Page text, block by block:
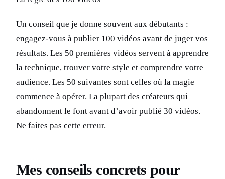
Un conseil que je donne souvent aux débutants :
engagez-vous à publier 100 vidéos avant de juger vos
résultats. Les 50 premières vidéos servent à apprendre
la technique, trouver votre style et comprendre votre
audience. Les 50 suivantes sont celles où la magie
commence à opérer. La plupart des créateurs qui
abandonnent le font avant d’avoir publié 30 vidéos.
Ne faites pas cette erreur.
Mes conseils concrets pour